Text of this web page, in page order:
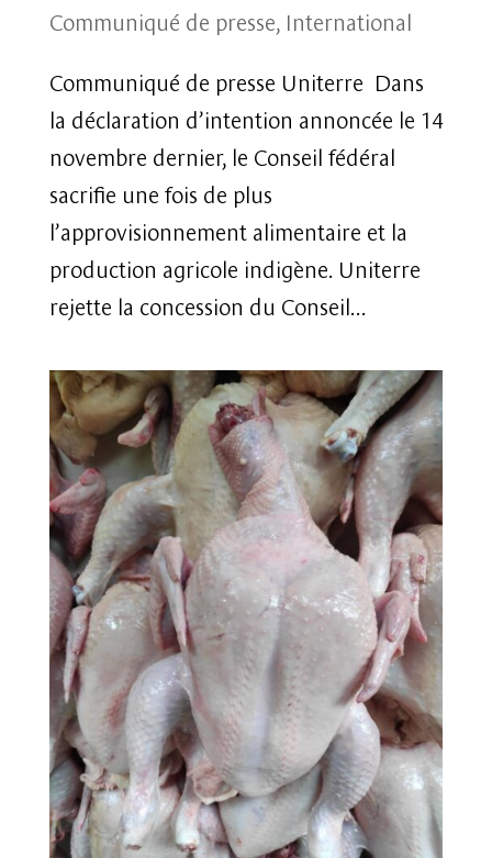
Communiqué de presse, International
Communiqué de presse Uniterre Dans
la déclaration d’intention annoncée le 14
novembre dernier, le Conseil fédéral
sacrifie une fois de plus
l’approvisionnement alimentaire et la
production agricole indigène. Uniterre
rejette la concession du Conseil...